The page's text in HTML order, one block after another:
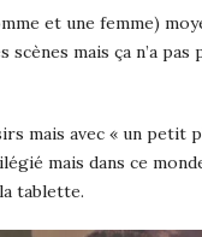
et une femme)
mais ça n’a pas
mais avec « un petit
mais dans ce
tablette.